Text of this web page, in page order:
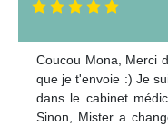
Coucou Mona, Merci
que je t'envoie :) Je
dans le cabinet
Sinon, Mister a